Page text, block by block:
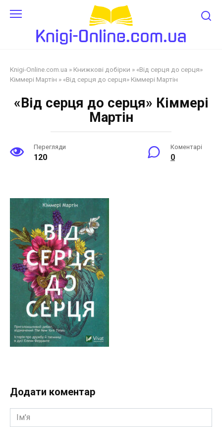
Knigi-Online.com.ua » Книжкові добірки » «Від серця до серця»
Кіммері Мартін » «Від серця до серця» Кіммері Мартін
«Від серця до серця» Кіммері
Мартін
Перегляди
120
Коментарі
0
Додати коментар
Ім'я